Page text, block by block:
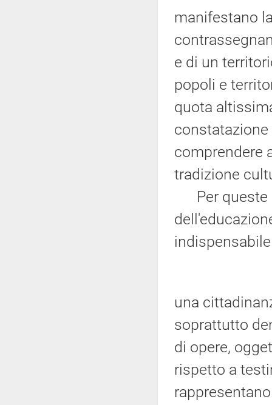
manifestano
e di un
popoli e
quota
comprendere
tradizione
Per queste
una
soprattutto
di opere,
rispetto a